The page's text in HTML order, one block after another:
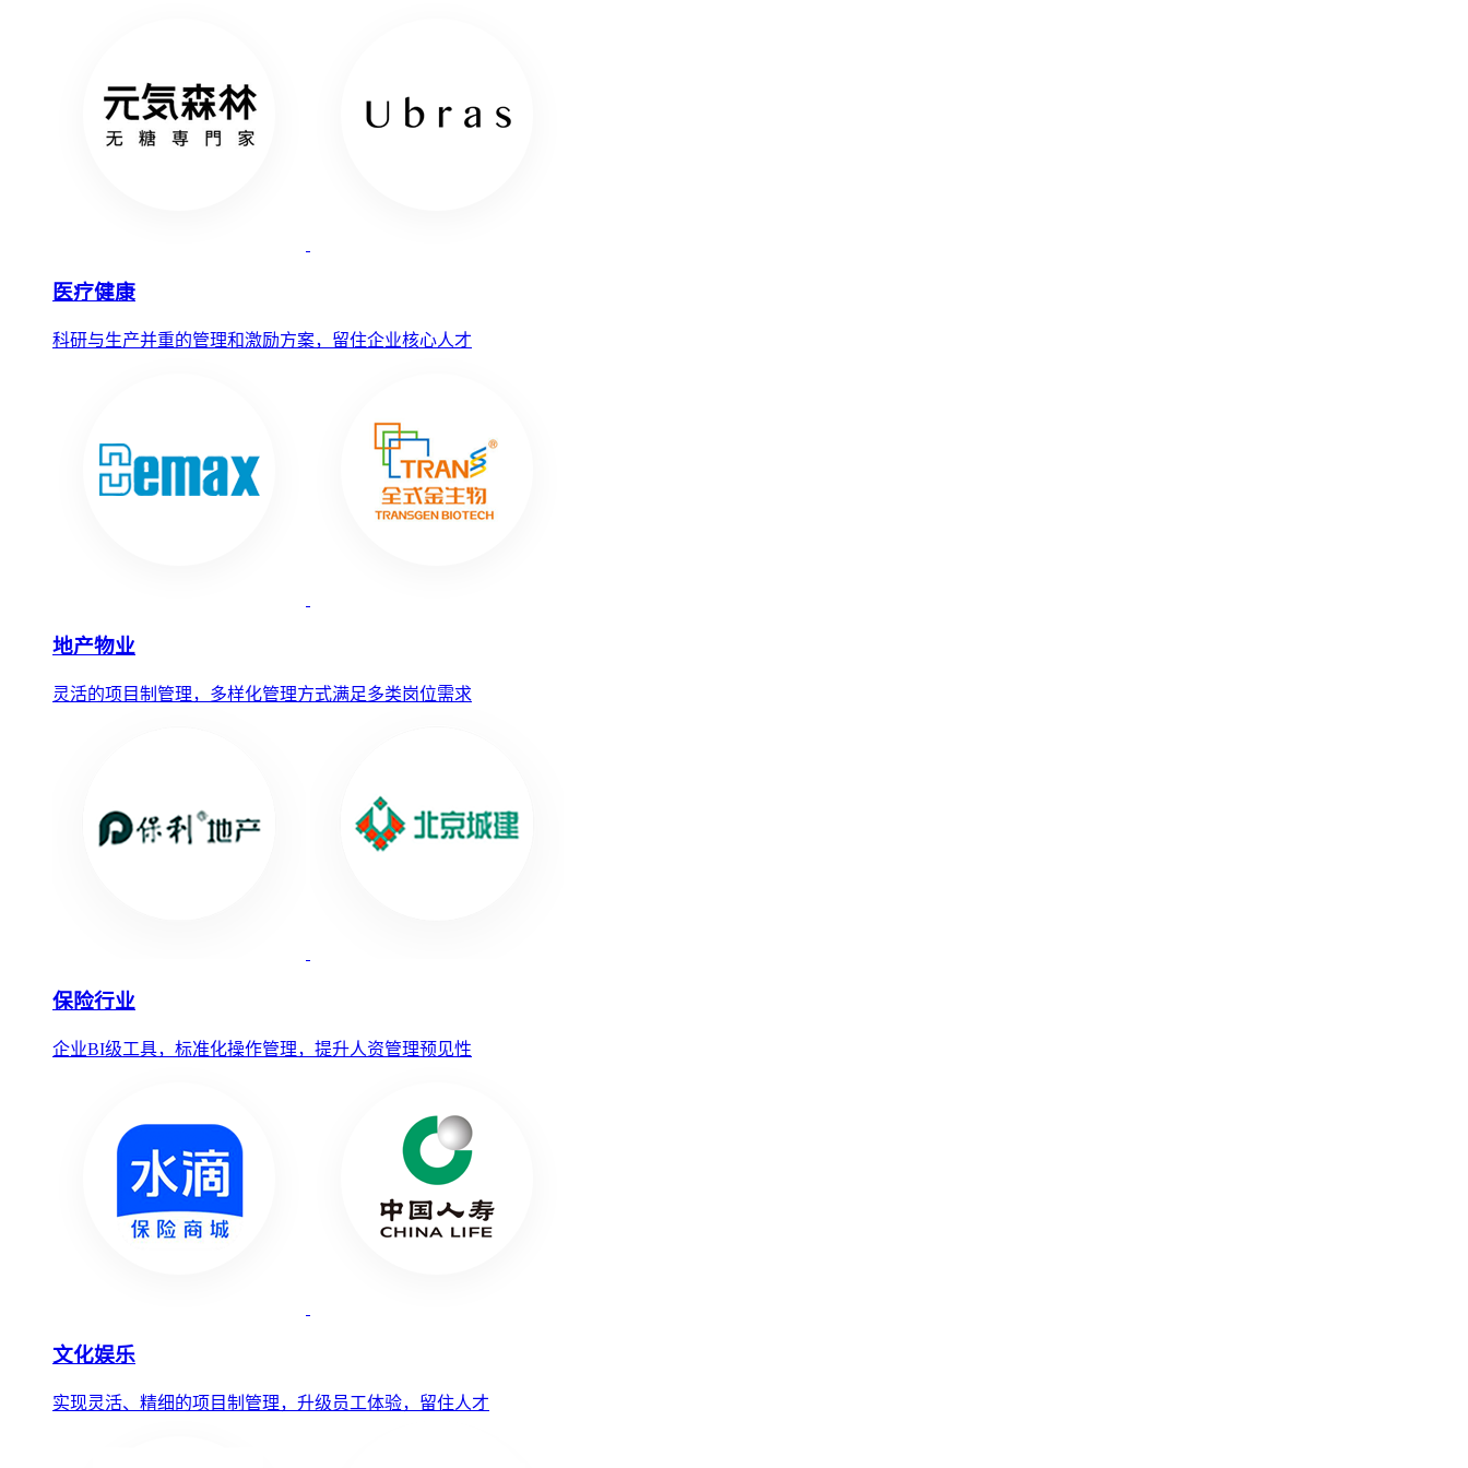
医疗健康
科研与生产并重的管理和激励方案，留住企业核心人才
地产物业
灵活的项目制管理，多样化管理方式满足多类岗位需求
保险行业
企业BI级工具，标准化操作管理，提升人资管理预见性
文化娱乐
实现灵活、精细的项目制管理，升级员工体验，留住人才